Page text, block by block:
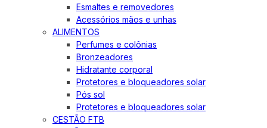
Esmaltes e removedores
Acessórios mãos e unhas
ALIMENTOS
Perfumes e colônias
Bronzeadores
Hidratante corporal
Protetores e bloqueadores solar
Pós sol
Protetores e bloqueadores solar
CESTÃO FTB